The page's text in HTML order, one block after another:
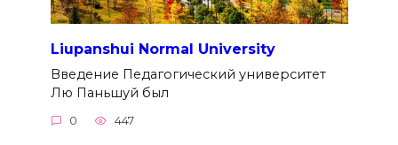
Liupanshui Normal University
Введение Педагогический университет
Лю Паньшуй был
0 447